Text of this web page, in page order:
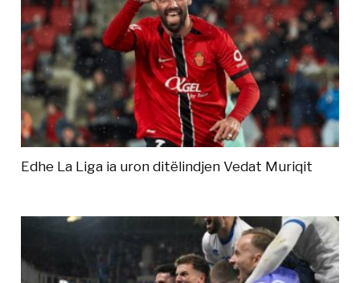
Edhe La Liga ia uron ditëlindjen Vedat Muriqit